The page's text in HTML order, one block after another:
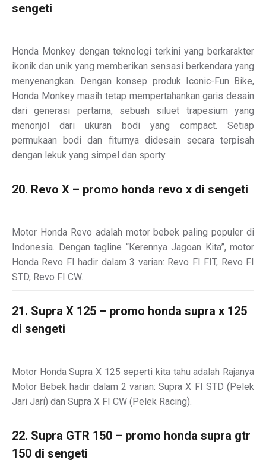
sengeti
Honda Monkey dengan teknologi terkini yang berkarakter
ikonik dan unik yang memberikan sensasi berkendara yang
menyenangkan. Dengan konsep produk Iconic-Fun Bike,
Honda Monkey masih tetap mempertahankan garis desain
dari generasi pertama, sebuah siluet trapesium yang
menonjol dari ukuran bodi yang compact. Setiap
permukaan bodi dan fiturnya didesain secara terpisah
dengan lekuk yang simpel dan sporty.
20. Revo X – promo honda revo x di sengeti
Motor Honda Revo adalah motor bebek paling populer di
Indonesia. Dengan tagline “Kerennya Jagoan Kita”, motor
Honda Revo FI hadir dalam 3 varian: Revo FI FIT, Revo FI
STD, Revo FI CW.
21. Supra X 125 – promo honda supra x 125
di sengeti
Motor Honda Supra X 125 seperti kita tahu adalah Rajanya
Motor Bebek hadir dalam 2 varian: Supra X FI STD (Pelek
Jari Jari) dan Supra X FI CW (Pelek Racing).
22. Supra GTR 150 – promo honda supra gtr
150 di sengeti